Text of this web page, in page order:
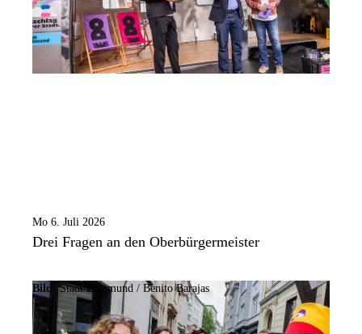
Mo 6. Juli 2026
Drei Fragen an den Oberbürgermeister
Bild: Stadt Dortmund / Benito Barajas